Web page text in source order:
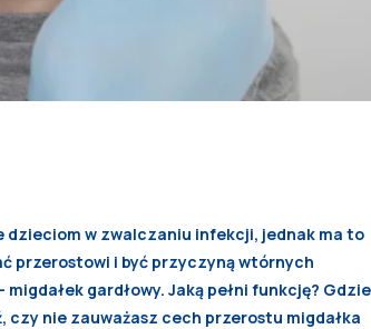
dzieciom w zwalczaniu infekcji, jednak ma to
przerostowi i być przyczyną wtórnych
gardłowy. Jaką pełni funkcję? Gdzie
czy nie zauważasz cech przerostu migdałka